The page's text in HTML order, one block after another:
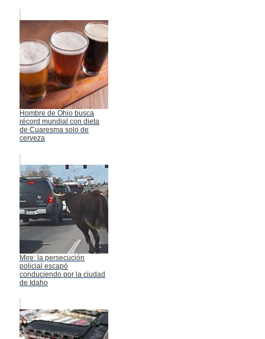
Hombre de Ohio busca
récord mundial con dieta
de Cuaresma solo de
cerveza
Mire: la persecución
policial escapó
conduciendo por la ciudad
de Idaho